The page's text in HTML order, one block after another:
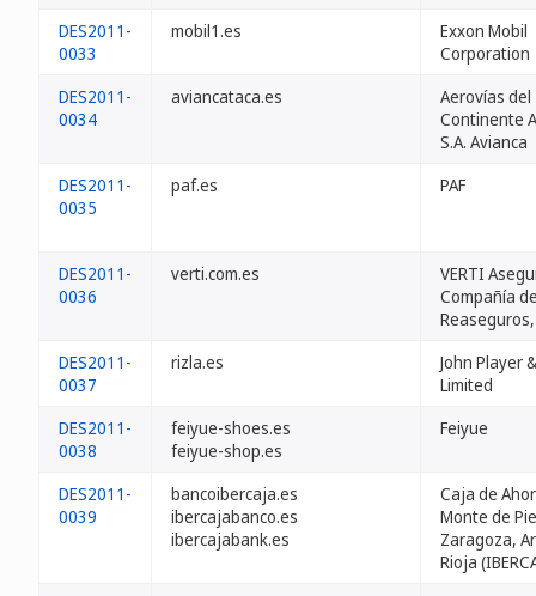
DES2011-
0033
mobil1.es
Exxon Mobil
Corporation
DES2011-
0034
aviancataca.es
Aerovías del
Continente
S.A. Avianca
DES2011-
0035
paf.es PAF
DES2011-
0036
verti.com.es
VERTI
Compañía
Reaseguros,
DES2011-
0037
rizla.es
John Player
Limited
DES2011-
0038
feiyue-shoes.es
feiyue-shop.es
Feiyue
DES2011-
0039
bancoibercaja.es
ibercajabanco.es
ibercajabank.es
Caja de
Monte de
Zaragoza,
Rioja